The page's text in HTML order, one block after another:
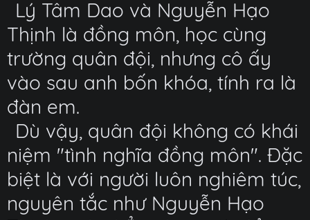
Lý Tâm Dao và Nguyễn Hạo
Thịnh là đồng môn, học cùng
trường quân đội, nhưng cô ấy
vào sau anh bốn khóa, tính ra là
đàn em.
Dù vậy, quân đội không có khái
niệm "tình nghĩa đồng môn". Đặc
biệt là với người luôn nghiêm túc,
nguyên tắc như Nguyễn Hạo